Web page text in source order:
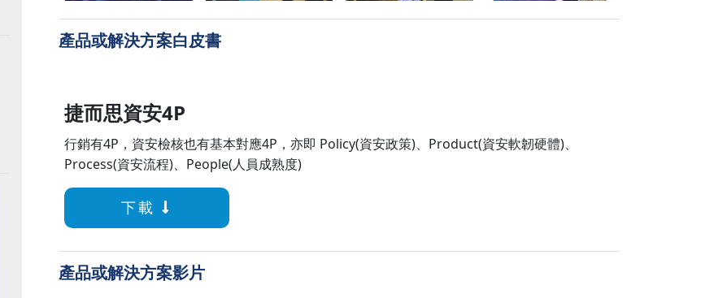
產品或解決方案白皮書
捷而思資安4P
行銷有4P，資安檢核也有基本對應4P，亦即 Policy(資安政策)、Product(資安軟韌硬體)、
Process(資安流程)、People(人員成熟度)
下載
產品或解決方案影片